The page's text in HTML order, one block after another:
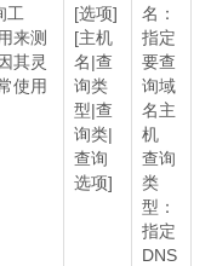
工
来测
其灵
使用
[选项]
[主机
名|查
询类
型|查
询类|
查询
选项]
名：
指定
要查
询域
名主
机
查询
类
型：
指定
DNS